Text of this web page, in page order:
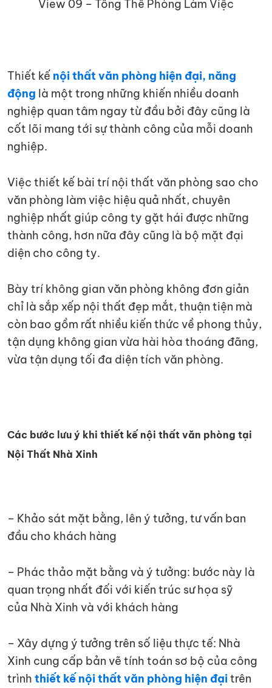
View 09 – Tổng Thể Phòng Làm Việc
Thiết kế nội thất văn phòng hiện đại, năng
động là một trong những khiến nhiều doanh
nghiệp quan tâm ngay từ đầu bởi đây cũng là
cốt lõi mang tới sự thành công của mỗi doanh
nghiệp.
Việc thiết kế bài trí nội thất văn phòng sao cho
văn phòng làm việc hiệu quả nhất, chuyên
nghiệp nhất giúp công ty gặt hái được những
thành công, hơn nữa đây cũng là bộ mặt đại
diện cho công ty.
Bày trí không gian văn phòng không đơn giản
chỉ là sắp xếp nội thất đẹp mắt, thuận tiện mà
còn bao gồm rất nhiều kiến thức về phong thủy,
tận dụng không gian vừa hài hòa thoáng đãng,
vừa tận dụng tối đa diện tích văn phòng.
Các bước lưu ý khi thiết kế nội thất văn phòng tại
Nội Thất Nhà Xinh
– Khảo sát mặt bằng, lên ý tưởng, tư vấn ban
đầu cho khách hàng
– Phác thảo mặt bằng và ý tưởng: bước này là
quan trọng nhất đối với kiến trúc sư họa sỹ
của Nhà Xinh và với khách hàng
– Xây dựng ý tưởng trên số liệu thực tế: Nhà
Xinh cung cấp bản vẽ tính toán sơ bộ của công
trình thiết kế nội thất văn phòng hiện đạitrên